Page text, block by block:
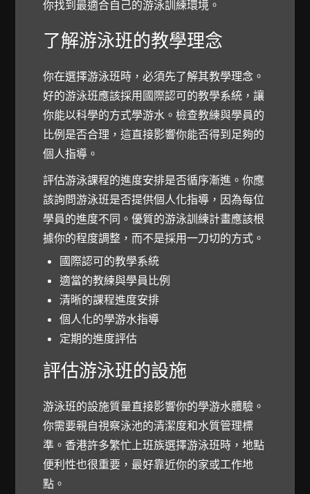
你找到最適合自己的游泳訓練環境。
了解游泳班的教學理念
你在選擇游泳班時，必須先了解其教學理念。
好的游泳班應該採用國際認可的教學系統，讓
你能以科學的方式學游水。檢查教練與學員的
比例是否合理，這直接影響你能否得到足夠的
個人指導。
評估游泳課程的進度安排是否循序漸進。你應
該詢問游泳班是否提供個人化指導，因為每位
學員的進度不同。優質的游泳訓練計畫應該根
據你的程度調整，而不是採用一刀切的方式。
國際認可的教學系統
適當的教練與學員比例
清晰的課程進度安排
個人化的學游水指導
定期的進度評估
評估游泳班的設施
游泳班的設施質量直接影響你的學游水體驗。
你需要親自視察泳池的清潔度和水質管理標
準。香港許多繁忙上班族選擇游泳班時，地點
便利性也很重要，最好靠近你的家或工作地
點。